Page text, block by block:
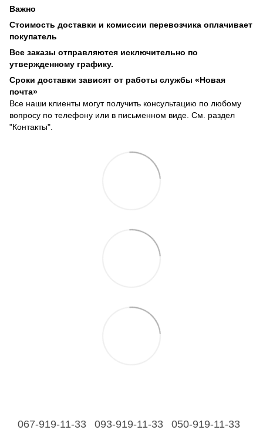
Важно
Стоимость доставки и комиссии перевозчика оплачивает
покупатель
Все заказы отправляются исключительно по
утвержденному графику.
Сроки доставки зависят от работы службы «Новая
почта»
Все наши клиенты могут получить консультацию по любому
вопросу по телефону или в письменном виде. См. раздел
"Контакты".
067-919-11-33 093-919-11-33 050-919-11-33